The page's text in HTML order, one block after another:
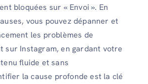
bloquées sur « Envoi ». En
vous pouvez dépanner et
les problèmes de
sur Instagram, en gardant votre
fluide et sans
la cause profonde est la clé